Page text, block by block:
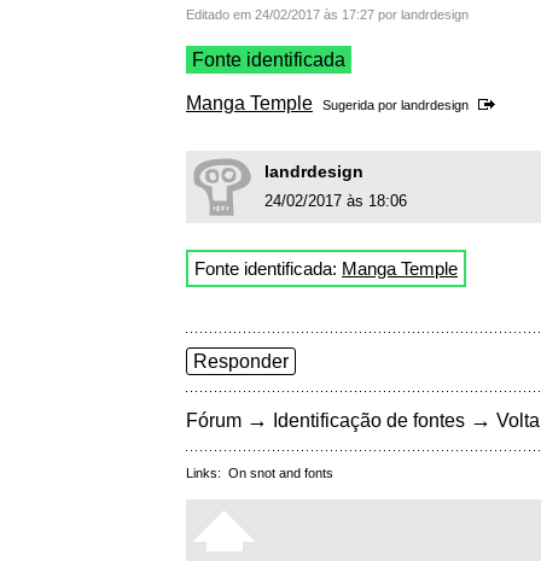
Editado em 24/02/2017 às 17:27 por landrdesign
Fonte identificada
Manga Temple Sugerida por landrdesign
landrdesign
24/02/2017 às 18:06
Fonte identificada: Manga Temple
Responder
Fórum → Identificação de fontes →
Links: On snot and fonts